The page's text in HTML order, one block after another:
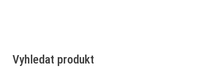
Vyhledat produkt